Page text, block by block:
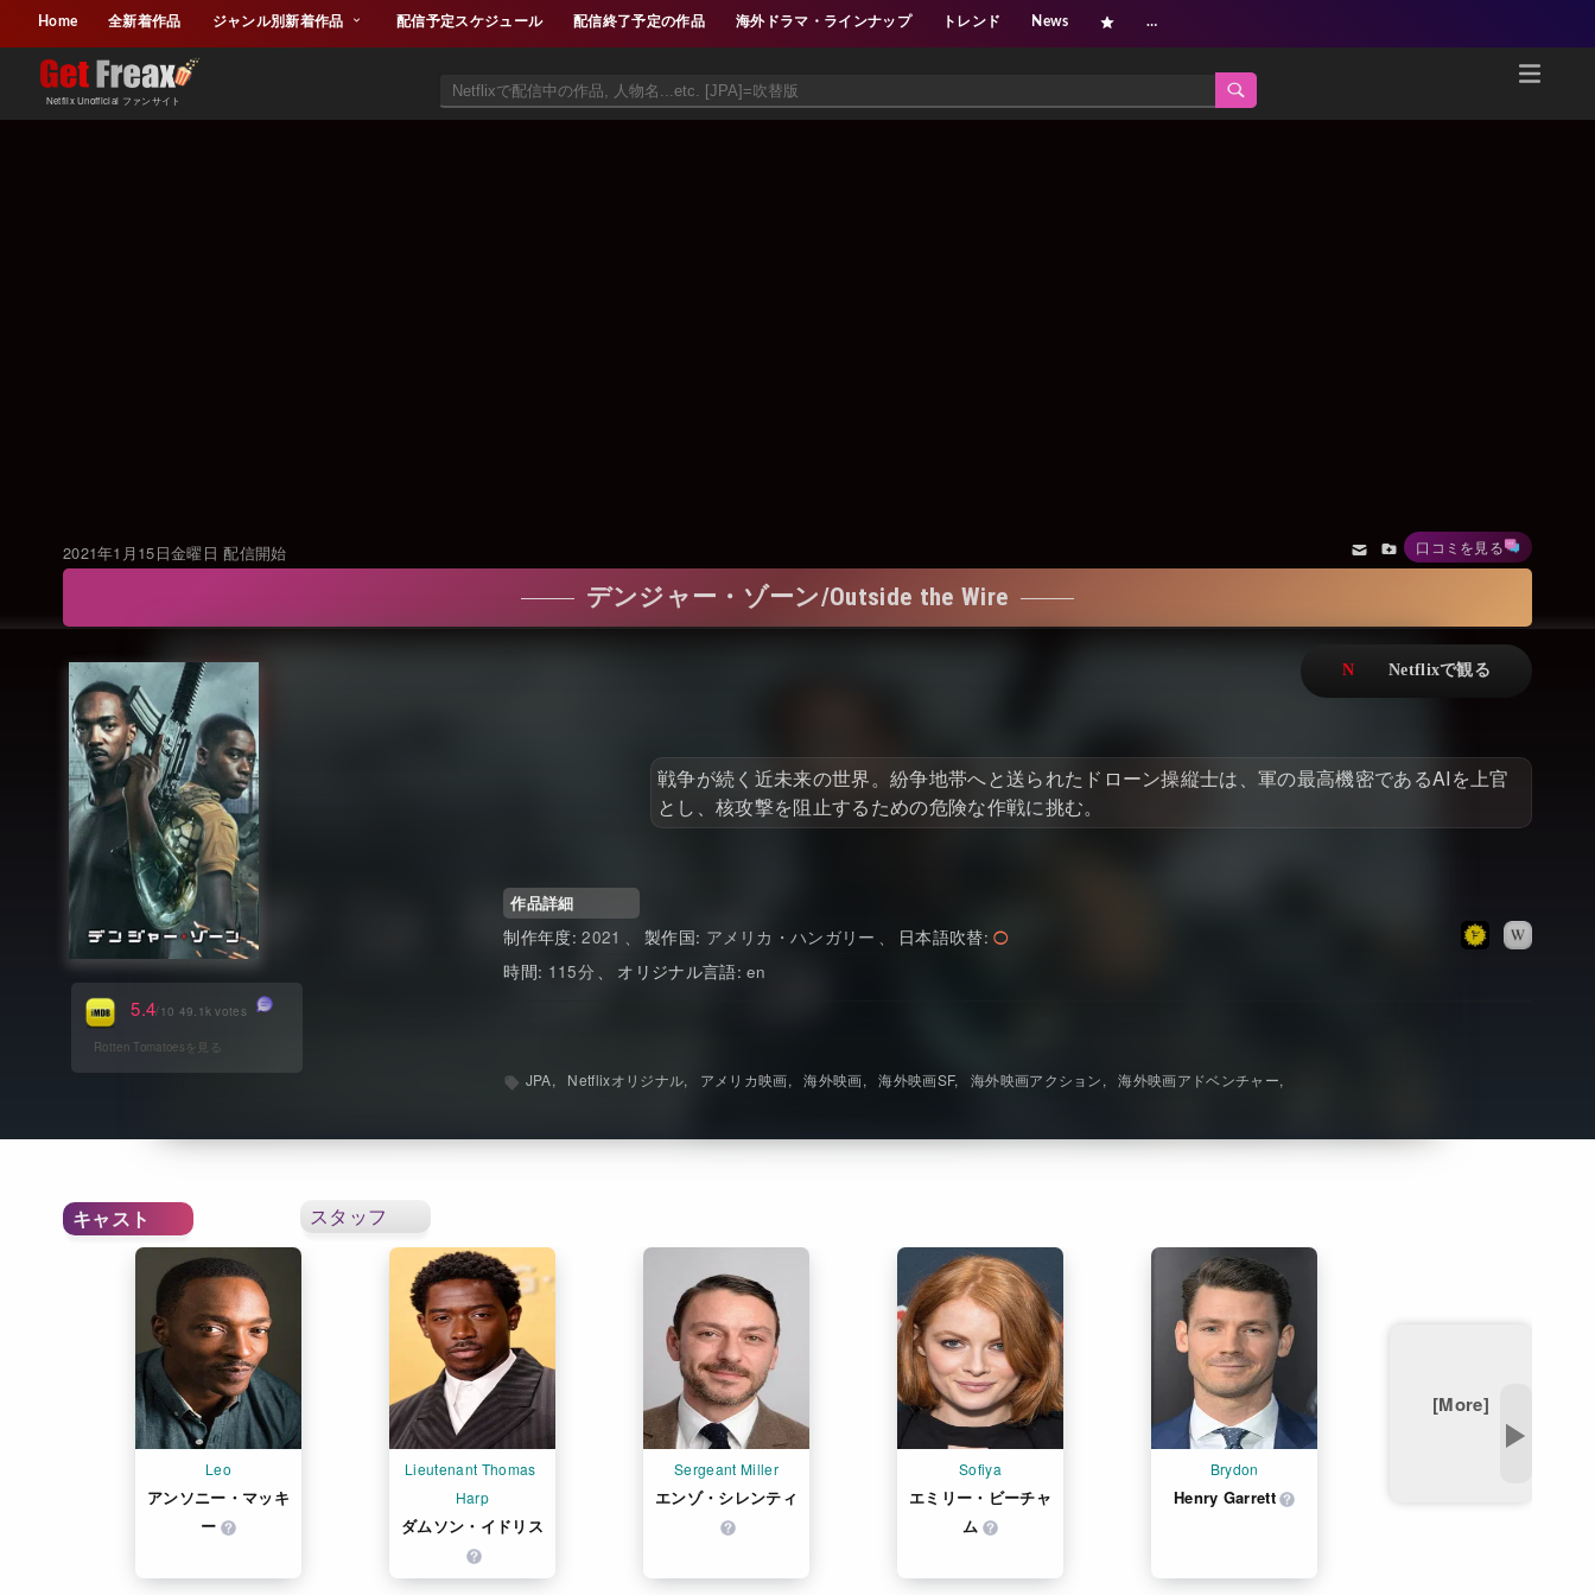
Home 全新着作品 ジャンル別新着作品 配信予定スケジュール 配信終了予定の作品 海外ドラマ・ラインナップ トレンド News …
Netflix Unofficial ファンサイト
Netflix新着作品
アジア映画
ドキュメンタリー
Netflixオリジナル作品
日本語吹替対応作品
その他の国のTV番組
Watchlistへ
Netflix Video
Netflix 吹替版作品
Netflix 高い評価の海外作品
みんなの作品レビュー
Netflixコース別料金プラン
閉じる
2021年1月15日金曜日 配信開始 口コミを見る
デンジャー・ゾーン/Outside the Wire
戦争が続く近未来の世界。紛争地帯へと送られたドローン操縦士は、軍の最高機密であるAIを上官
とし、核攻撃を阻止するための危険な作戦に挑む。
作品詳細
2021
アメリカ・ハンガリー
日本語吹替
115
en
5.4/10 49.1k votes
▶
スタッフ
キャスト
Leo
アンソニー・マッキ
ー
Lieutenant Thomas
Harp
ダムソン・イドリス
Sergeant Miller
エンゾ・シレンティ
Sofiya
エミリー・ビーチャ
ム
Brydon
Henry Garrett
[More]
JPA Netflixオリジナル アメリカ映画 海外映画 海外映画SF 海外映画アクション 海外映画アドベンチャー